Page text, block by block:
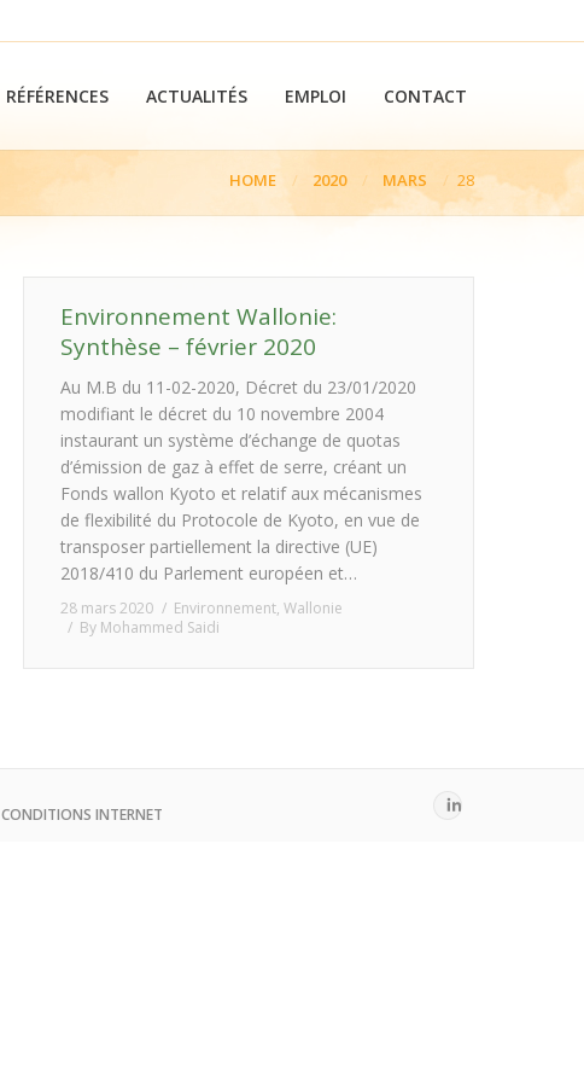
RÉFÉRENCES ACTUALITÉS EMPLOI CONTACT
HOME 2020 MARS 28
Environnement Wallonie:
Synthèse – février 2020
Au M.B du 11-02-2020, Décret du 23/01/2020
modifiant le décret du 10 novembre 2004
instaurant un système d’échange de quotas
d’émission de gaz à effet de serre, créant un
Fonds wallon Kyoto et relatif aux mécanismes
de flexibilité du Protocole de Kyoto, en vue de
transposer partiellement la directive (UE)
2018/410 du Parlement européen et…
28 mars 2020 Environnement, Wallonie
By Mohammed Saidi
CONDITIONS INTERNET